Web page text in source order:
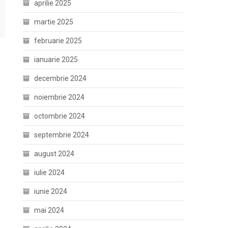
aprilie 2025
martie 2025
februarie 2025
ianuarie 2025
decembrie 2024
noiembrie 2024
octombrie 2024
septembrie 2024
august 2024
iulie 2024
iunie 2024
mai 2024